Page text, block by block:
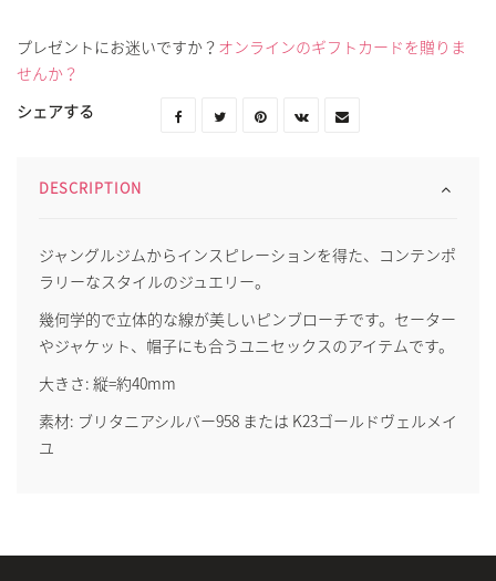
プレゼントにお迷いですか？ オンラインのギフトカードを贈りま
せんか？
シェアする
DESCRIPTION
ジャングルジムからインスピレーションを得た、コンテンポ
ラリーなスタイルのジュエリー。
幾何学的で立体的な線が美しいピンブローチです。セーター
やジャケット、帽子にも合うユニセックスのアイテムです。
大きさ: 縦=約40mm
素材: ブリタニアシルバー958 または K23ゴールドヴェルメイ
ユ